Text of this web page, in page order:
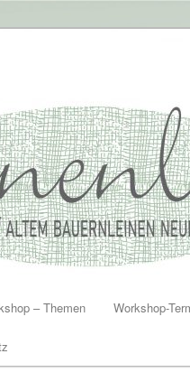
– Themen Workshop-